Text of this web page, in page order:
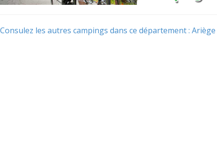
Consulez les autres campings dans ce département : Ariège